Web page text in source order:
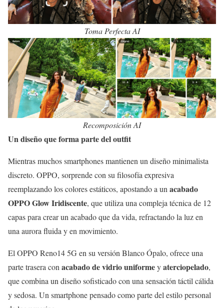
Toma Perfecta AI
Recomposición AI
Un diseño que forma parte del outfit
Mientras muchos smartphones mantienen un diseño minimalista
discreto. OPPO, sorprende con su filosofía expresiva
reemplazando los colores estáticos, apostando a un acabado
OPPO Glow Iridiscente, que utiliza una compleja técnica de 12
capas para crear un acabado que da vida, refractando la luz en
una aurora fluida y en movimiento.
El OPPO Reno14 5G en su versión Blanco Ópalo, ofrece una
parte trasera con acabado de vidrio uniformeyaterciopelado,
que combina un diseño sofisticado con una sensación táctil cálida
y sedosa. Un smartphone pensado como parte del estilo personal